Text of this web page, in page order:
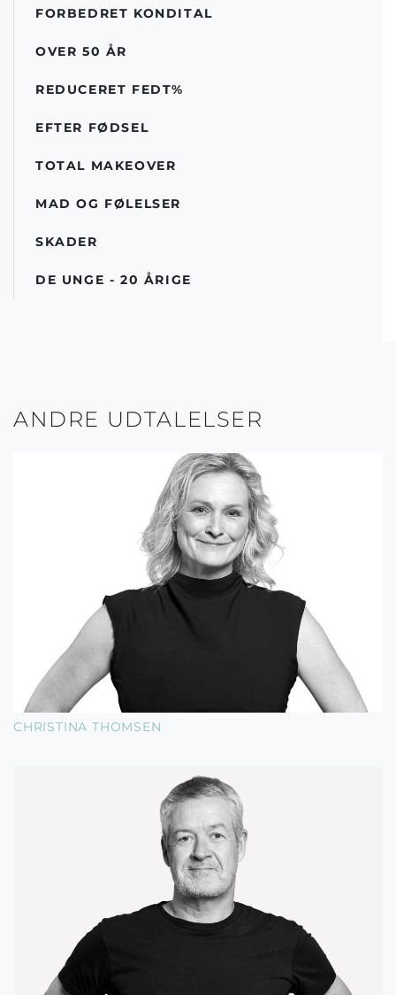
FORBEDRET KONDITAL
OVER 50 ÅR
REDUCERET FEDT%
EFTER FØDSEL
TOTAL MAKEOVER
MAD OG FØLELSER
SKADER
DE UNGE - 20 ÅRIGE
ANDRE UDTALELSER
CHRISTINA THOMSEN